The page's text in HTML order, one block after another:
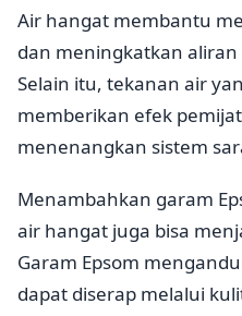
Air hangat membantu
dan meningkatkan
Selain itu, tekanan air
memberikan efek
menenangkan sistem
Menambahkan garam
air hangat juga bisa
Garam Epsom
dapat diserap melalui